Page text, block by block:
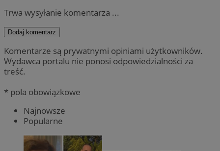
Trwa wysyłanie komentarza ...
Dodaj komentarz
Komentarze są prywatnymi opiniami użytkowników.
Wydawca portalu nie ponosi odpowiedzialności za
treść.
* pola obowiązkowe
Najnowsze
Popularne